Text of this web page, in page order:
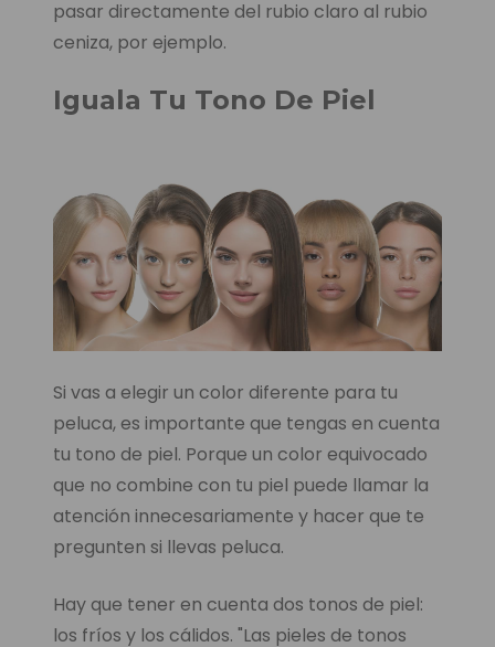
pasar directamente del rubio claro al rubio
ceniza, por ejemplo.
Iguala Tu Tono De Piel
Si vas a elegir un color diferente para tu
peluca, es importante que tengas en cuenta
tu tono de piel. Porque un color equivocado
que no combine con tu piel puede llamar la
atención innecesariamente y hacer que te
pregunten si llevas peluca.
Hay que tener en cuenta dos tonos de piel:
los fríos y los cálidos. "Las pieles de tonos